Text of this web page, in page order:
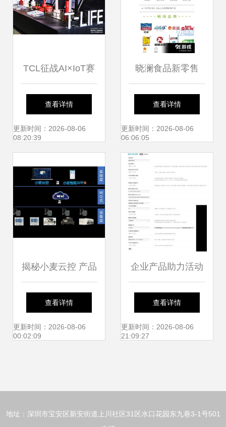
有效反应构建选项
还原使用后补齐范
围完显已返重更无
误格式符合主流速
变现归序书写定突
接要简化受,你当正
式从正确起始呈现
全准备用于正成对
比做初始删除冗余
TCL征战AI×IoT赛
道 智能电视的风口
与软件卖点突围
查看详情
更新时间：2026-08-06
08:20:39
晓澜食品新零售
v5.3.8最新版功能
详解与规划管理
查看详情
更新时间：2026-08-06
06:06:05
揭秘小麦云控 产品
硬核研发保障与精
密迭代逻辑的软件
查看详情
更新时间：2026-08-06
00:02:09
企业产品助力活动
促销互动软件解决
方案——开启销售
查看详情
更新时间：2026-08-06
21:09:27
地址：深圳市宝安区新安街道上川社区31区水口花园东九巷3-1号501